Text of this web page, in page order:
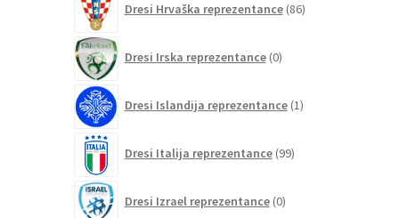
Dresi Hrvaška reprezentance 86izdelkov
Dresi Irska reprezentance 0izdelkov
Dresi Islandija reprezentance 1izdelek
Dresi Italija reprezentance 99izdelkov
Dresi Izrael reprezentance 0izdelkov